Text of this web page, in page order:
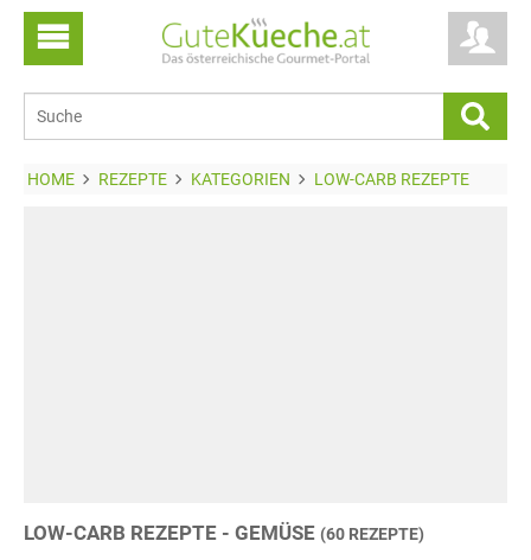
HOME REZEPTE KATEGORIEN LOW-CARB REZEPTE
LOW-CARB REZEPTE - GEMÜSE (60 REZEPTE)